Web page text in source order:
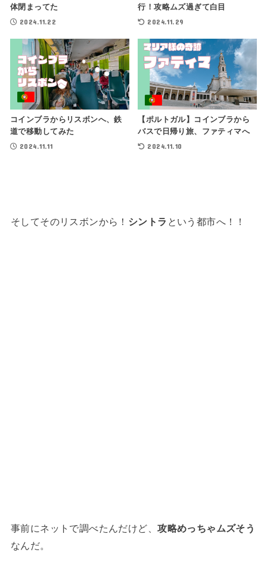
体閉まってた
2024.11.22
行！攻略ムズ過ぎて白目
2024.11.29
コインブラからリスボンへ、鉄
道で移動してみた
2024.11.11
【ポルトガル】コインブラから
バスで日帰り旅、ファティマへ
2024.11.10
そしてそのリスボンから！ シントラ という都市へ！！
事前にネットで調べたんだけど、攻略めっちゃムズそう
なんだ。